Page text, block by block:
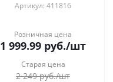
Артикул: 411816
Розничная цена
1 999.99 руб./шт
Старая цена
2 249руб./шт